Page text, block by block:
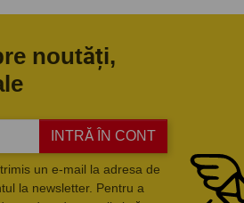
noutăți,
INTRĂ ÎN CONT
un e-mail la adresa de
la newsletter. Pentru a